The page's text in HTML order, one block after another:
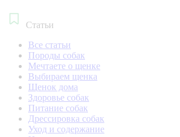
Статьи
Все статьи
Породы собак
Мечтаете о щенке
Выбираем щенка
Щенок дома
Здоровье собак
Питание собак
Дрессировка собак
Уход и содержание